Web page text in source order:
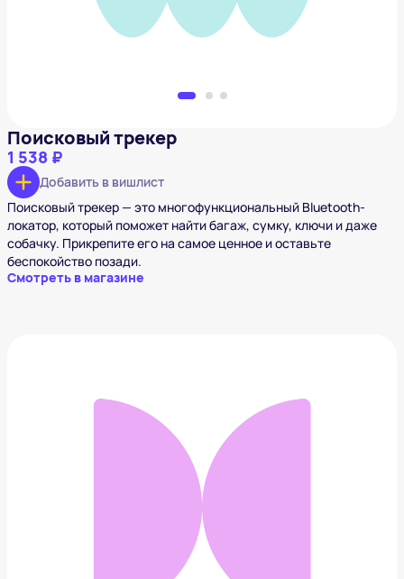
Поисковый трекер
1 538 ₽
Добавить в вишлист
Поисковый трекер — это многофункциональный Bluetooth-
локатор, который поможет найти багаж, сумку, ключи и даже
собачку. Прикрепите его на самое ценное и оставьте
беспокойство позади.
Смотреть в магазине
Маска для сна
8 280 ₽
Добавить в вишлист